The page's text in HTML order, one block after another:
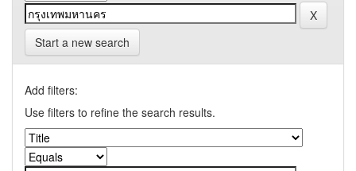
Start a new search
Add filters:
Use filters to refine the search results.